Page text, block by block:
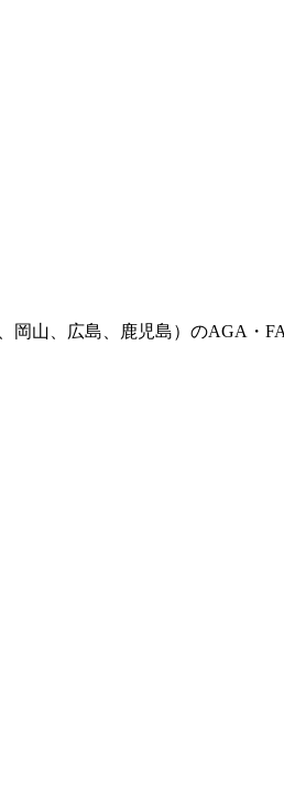
山、広島、鹿児島）のAGA・